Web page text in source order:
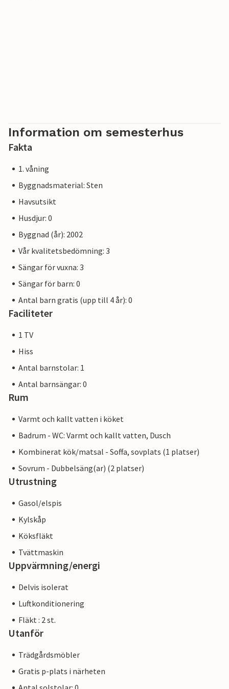
Information om semesterhus
Fakta
1. våning
Byggnadsmaterial: Sten
Havsutsikt
Husdjur: 0
Byggnad (år): 2002
Vår kvalitetsbedömning: 3
Sängar för vuxna: 3
Sängar för barn: 0
Antal barn gratis (upp till 4 år): 0
Faciliteter
1 TV
Hiss
Antal barnstolar: 1
Antal barnsängar: 0
Rum
Varmt och kallt vatten i köket
Badrum - WC: Varmt och kallt vatten, Dusch
Kombinerat kök/matsal - Soffa, sovplats (1 platser)
Sovrum - Dubbelsäng(ar) (2 platser)
Utrustning
Gasol/elspis
Kylskåp
Köksfläkt
Tvättmaskin
Uppvärmning/energi
Delvis isolerat
Luftkonditionering
Fläkt : 2 st.
Utanför
Trädgårdsmöbler
Gratis p-plats i närheten